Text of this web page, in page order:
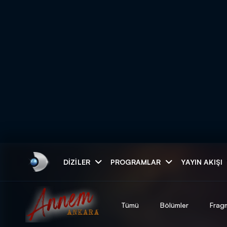
DIZILER PROGRAMLAR YAYIN AKIŞI
Tümü Bölümler